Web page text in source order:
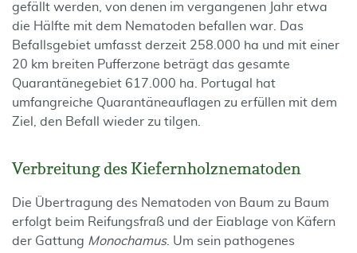
gefällt werden, von denen im vergangenen Jahr etwa
die Hälfte mit dem Nematoden befallen war. Das
Befallsgebiet umfasst derzeit 258.000 ha und mit einer
20 km breiten Pufferzone beträgt das gesamte
Quarantänegebiet 617.000 ha. Portugal hat
umfangreiche Quarantäneauflagen zu erfüllen mit dem
Ziel, den Befall wieder zu tilgen.
Verbreitung des Kiefernholznematoden
Die Übertragung des Nematoden von Baum zu Baum
erfolgt beim Reifungsfraß und der Eiablage von Käfern
der Gattung Monochamus. Um sein pathogenes